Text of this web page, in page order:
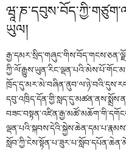
ཡུལ།